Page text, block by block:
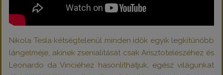
Nikola Tesla kétségtelenül minden idők egyik legkitűnőbb
lángelméje, akinek zsenialitását csak Arisztotelészéhez és
Leonardo da Vinciéhez hasonlíthatjuk, egész világunkat